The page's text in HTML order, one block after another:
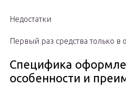
Недостатки
Первый раз средства только
Специфика
особенности и